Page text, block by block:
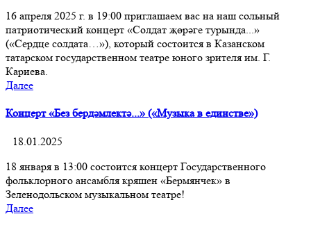
16 апреля 2025 г. в 19:00 приглашаем вас на наш сольный
патриотический концерт «Солдат җөрәге турында...»
(«Сердце солдата…»), который состоится в Казанском
татарском государственном театре юного зрителя им. Г.
Кариева.
Далее
Концерт «Без бердәмлектә...» («Музыка в единстве»)
18.01.2025
18 января в 13:00 состоится концерт Государственного
фольклорного ансамбля кряшен «Бермянчек» в
Зеленодольском музыкальном театре!
Далее